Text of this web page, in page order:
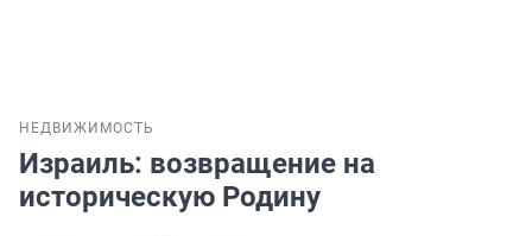
НЕДВИЖИМОСТЬ
Израиль: возвращение на
историческую Родину